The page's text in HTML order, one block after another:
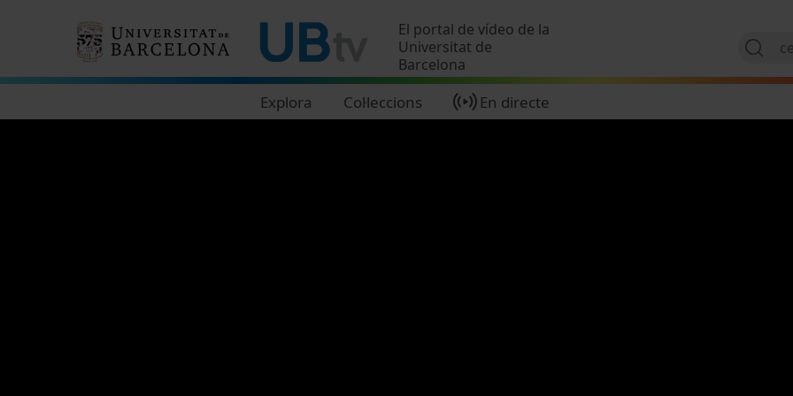
El portal de vídeo de la
Universitat de
Barcelona
Explora Col·leccions En directe